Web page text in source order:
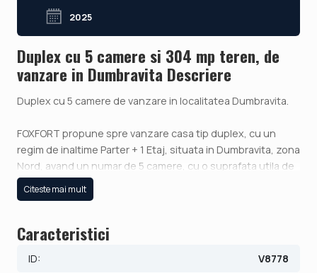
2025
Duplex cu 5 camere si 304 mp teren, de
vanzare in Dumbravita Descriere
Duplex cu 5 camere de vanzare in localitatea Dumbravita.
FOXFORT propune spre vanzare casa tip duplex, cu un
regim de inaltime Parter + 1 Etaj, situata in Dumbravita, zona
Nord, avand un numar de 5 camere, cu o suprafata utila de
119 mp si teren 304 mp. Anul constructiei este 2025,
structura beton, material zidarie caramida. Imobilul dispune
gaz, catv, acces internet, fibra optica.
Compartimentarea este dispusa dupa cum urmeaza:
Citeste mai mult
Caracteristici
ID: V8778